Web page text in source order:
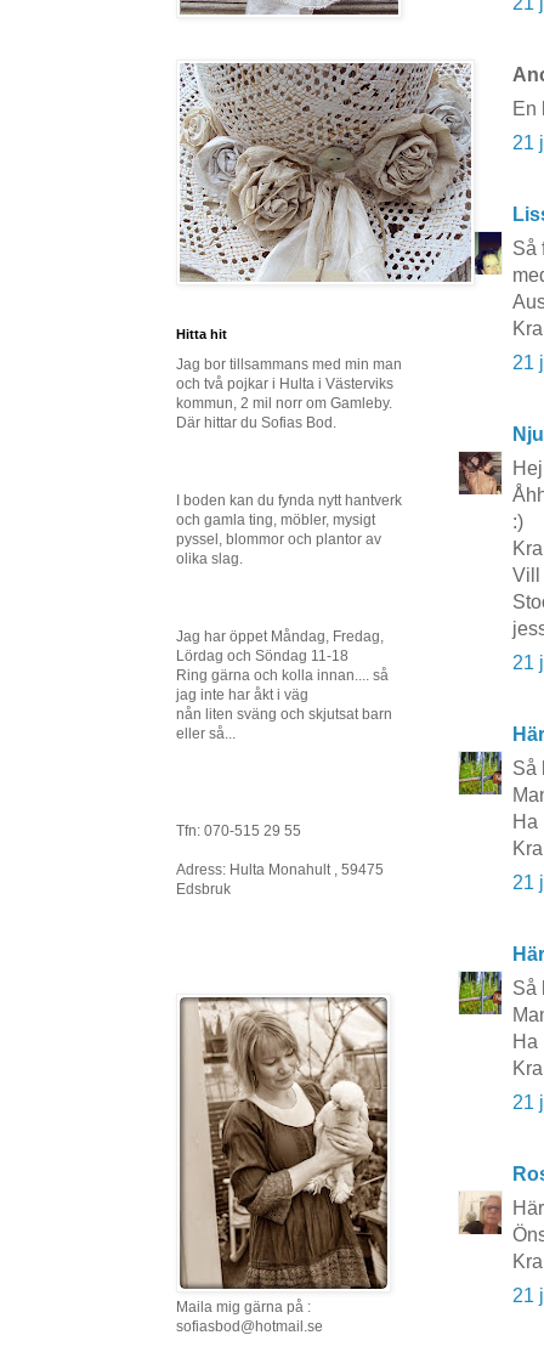
En
21
Så
21
:)
Vill
21
Så
Ha
21
Så
Ha
21
21
Hitta hit
Jag bor tillsammans med min man
och två pojkar i Hulta i Västerviks
kommun, 2 mil norr om Gamleby.
Där hittar du Sofias Bod.
I boden kan du fynda nytt hantverk
och gamla ting, möbler, mysigt
pyssel, blommor och plantor av
olika slag.
Jag har öppet Måndag, Fredag,
Lördag och Söndag 11-18
Ring gärna och kolla innan.... så
jag inte har åkt i väg
nån liten sväng och skjutsat barn
eller så...
Tfn: 070-515 29 55
Adress: Hulta Monahult , 59475
Edsbruk
Maila mig gärna på :
sofiasbod@hotmail.se